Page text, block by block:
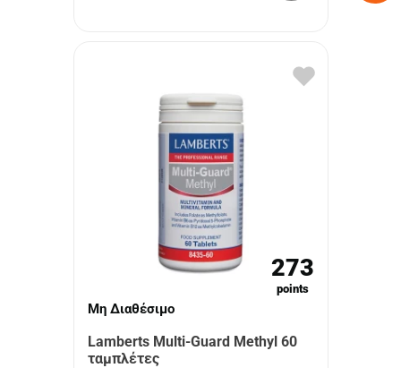
273
points
Μη Διαθέσιμο
Lamberts Multi-Guard Methyl 60
ταμπλέτες